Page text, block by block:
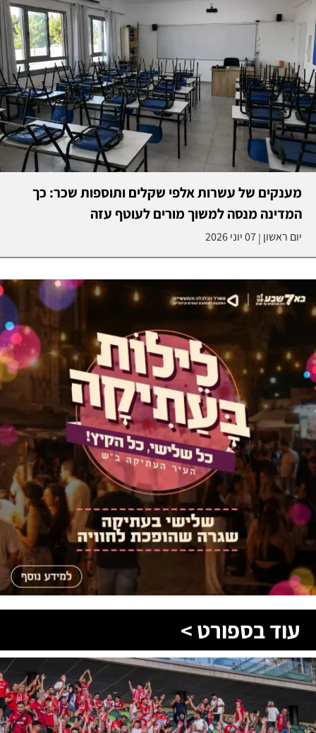
מענקים של עשרות אלפי שקלים ותוספות שכר: כך
המדינה מנסה למשוך מורים לעוטף עזה
יום ראשון|07 יוני 2026
עוד בספורט >